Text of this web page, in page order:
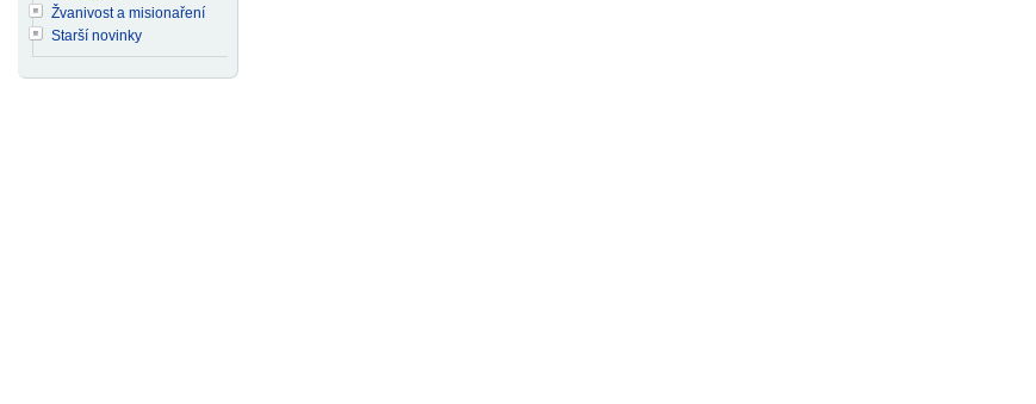
Žvanivost a misionaření
Starší novinky